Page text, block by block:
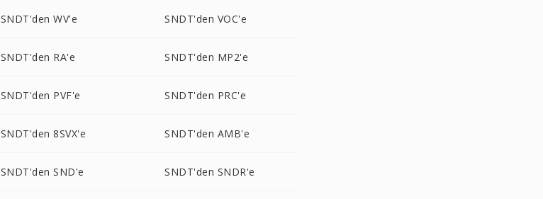
SNDT'den WV'e SNDT'den VOC'e
SNDT'den RA'e SNDT'den MP2'e
SNDT'den PVF'e SNDT'den PRC'e
SNDT'den 8SVX'e SNDT'den AMB'e
SNDT'den SND'e SNDT'den SNDR'e